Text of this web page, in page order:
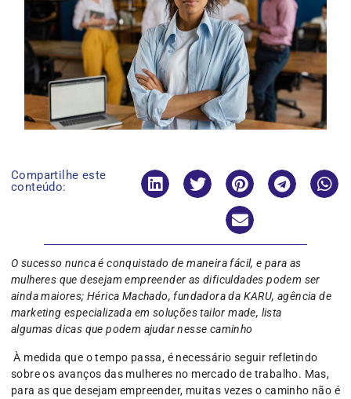
Compartilhe este
conteúdo:
O sucesso nunca é conquistado de maneira fácil, e para as
mulheres que desejam empreender as dificuldades podem ser
ainda maiores; Hérica Machado, fundadora da KARU, agência de
marketing especializada em soluções tailor made, lista
algumas dicas que podem ajudar nesse caminho
À medida que o tempo passa, é necessário seguir refletindo
sobre os avanços das mulheres no mercado de trabalho. Mas,
para as que desejam empreender, muitas vezes o caminho não é